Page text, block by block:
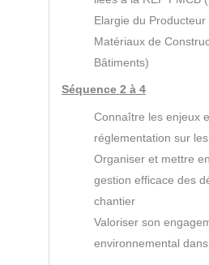
Elargie du
Matériaux de
Bâtiments)
Séquence 2 à 4
Connaître les enjeux
réglementation sur
Organiser et mettre
gestion efficace des
chantier
Valoriser son
environnemental